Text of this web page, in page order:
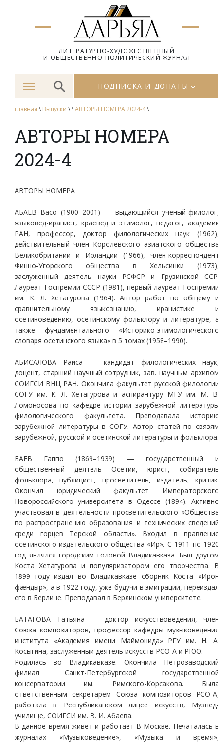
ЛИТЕРАТУРНО-ХУДОЖЕСТВЕННЫЙ
И ОБЩЕСТВЕННО-ПОЛИТИЧЕСКИЙ ЖУРНАЛ
ПОДПИСКА И ДОНАТЫ
главная \ Выпуски \\АВТОРЫ НОМЕРА 2024-4\
АВТОРЫ НОМЕРА
2024-4
АВТОРЫ НОМЕРА
АБАЕВ Васо (1900–2001) — выдающийся ученый-
языковед-иранист, краевед и этимолог, педагог,
РАН, профессор, доктор филологических наук
действительный член Королевского азиатского
Великобритании и Ирландии (1966), член-
Финно-Угорского общества в Хельсинки
заслуженный деятель науки РСФСР и Грузинской
Лауреат Госпремии СССР (1981), первый лауреат
им. К. Л. Хетагурова (1964). Автор работ по общему
сравнительному языкознанию, иранистике
осетиноведению, осетинскому фольклору и литературе,
также фундаментального «Историко-
словаря осетинского языка» в 5 томах (1958–1990).
АБИСАЛОВА Раиса — кандидат филологических
доцент, старший научный сотрудник, зав. научным
СОИГСИ ВНЦ РАН. Окончила факультет русской
СОГУ им. К. Л. Хетагурова и аспирантуру МГУ им. М.
Ломоносова по кафедре истории зарубежной
филологического факультета. Преподавала
зарубежной литературы в СОГУ. Автор статей по
зарубежной, русской и осетинской литературы и фольклора.
БАЕВ Гаппо (1869–1939) — государственный
общественный деятель Осетии, юрист,
фольклора, публицист, просветитель, издатель,
Окончил юридический факультет
Новороссийского университета в Одессе (1894).
участвовал в деятельности просветительского
по распространению образования и технических
среди горцев Терской области». Входил в
осетинского издательского общества «Ир». С 1911 по
год являлся городским головой Владикавказа. Был
Коста Хетагурова и популяризатором его творчества.
1899 году издал во Владикавказе сборник Коста
фæндыр», а в 1922 году, уже будучи в эмиграции,
его в Берлине. Преподавал в Берлинском университете.
БАТАГОВА Татьяна — доктор искусствоведения,
Союза композиторов, профессор кафедры
института «Академия имени Маймонида» РГУ им. Н.
Косыгина, заслуженный деятель искусств РСО-А и РЮО.
Родилась во Владикавказе. Окончила
филиал Санкт-Петербургской
консерватории им. Римского-Корсакова.
ответственным секретарем Союза композиторов РСО-
работала в Республиканском лицее искусств,
училище, СОИГСИ им. В. И. Абаева.
В данное время живет и работает В Москве. Печаталась
журналах «Музыковедение», «Музыка и